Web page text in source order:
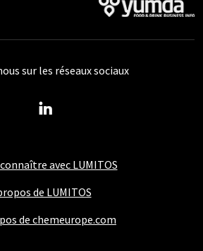
avec LUMITOS
de LUMITOS
de chemeurope.com
sur les réseaux sociaux